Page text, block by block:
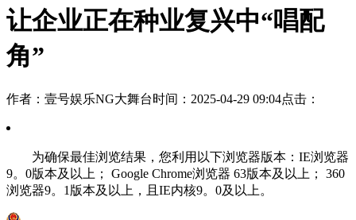
让企业正在种业复兴中“唱配
角”
作者：壹号娱乐NG大舞台时间：2025-04-29 09:04点击：
为确保最佳浏览结果，您利用以下浏览器版本：IE浏览器
9。0版本及以上； Google Chrome浏览器 63版本及以上； 360
浏览器9。1版本及以上，且IE内核9。0及以上。